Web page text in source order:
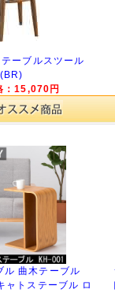
ーブルスツール
(BR)
：15,070円
ル 曲木テーブル
ャトステーブル ロ